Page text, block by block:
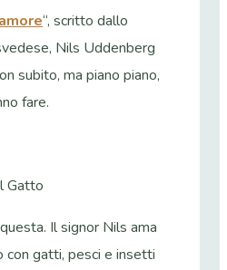
“, scritto dallo
Nils Uddenberg
subito, ma piano piano,
fare.
Gatto
Il signor Nils ama
con gatti, pesci e insetti